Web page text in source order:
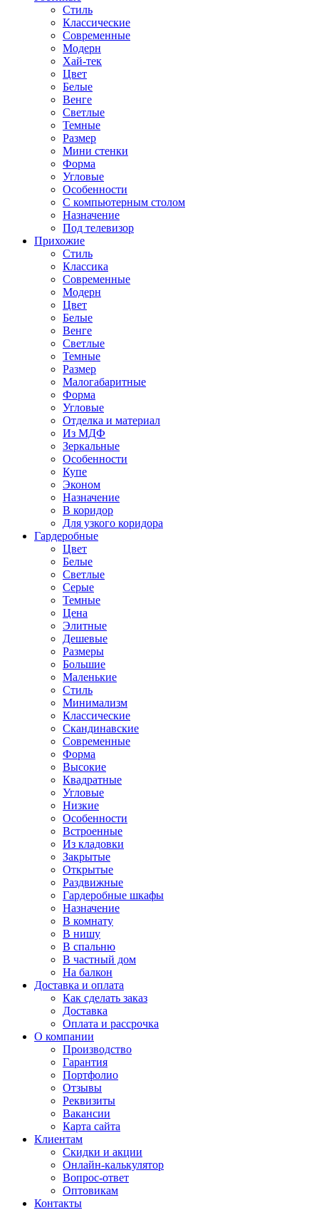
Стиль
Классические
Современные
Модерн
Хай-тек
Цвет
Белые
Венге
Светлые
Темные
Размер
Мини стенки
Форма
Угловые
Особенности
С компьютерным столом
Назначение
Под телевизор
Прихожие
Стиль
Классика
Современные
Модерн
Цвет
Белые
Венге
Светлые
Темные
Размер
Малогабаритные
Форма
Угловые
Отделка и материал
Из МДФ
Зеркальные
Особенности
Купе
Эконом
Назначение
В коридор
Для узкого коридора
Гардеробные
Цвет
Белые
Светлые
Серые
Темные
Цена
Элитные
Дешевые
Размеры
Большие
Маленькие
Стиль
Минимализм
Классические
Скандинавские
Современные
Форма
Высокие
Квадратные
Угловые
Низкие
Особенности
Встроенные
Из кладовки
Закрытые
Открытые
Раздвижные
Гардеробные шкафы
Назначение
В комнату
В нишу
В спальню
В частный дом
На балкон
Доставка и оплата
Как сделать заказ
Доставка
Оплата и рассрочка
О компании
Производство
Гарантия
Портфолио
Отзывы
Реквизиты
Вакансии
Карта сайта
Клиентам
Скидки и акции
Онлайн-калькулятор
Вопрос-ответ
Оптовикам
Контакты